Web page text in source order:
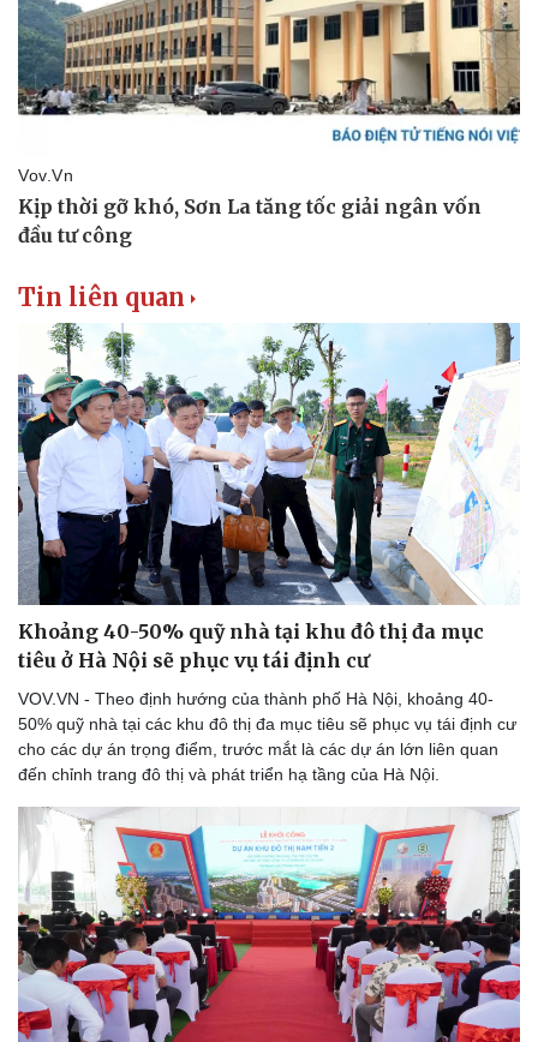
Thể thao
Bóng đá
Lịch thi đấu bóng đá
Thế giới thể thao
eSports
Hậu trường
Ô tô - Xe máy
Ô tô
Xe máy
Tư vấn
Tin liên quan
Khoảng 40-50% quỹ nhà tại khu đô thị đa mục
tiêu ở Hà Nội sẽ phục vụ tái định cư
VOV.VN - Theo định hướng của thành phố Hà Nội, khoảng 40-
50% quỹ nhà tại các khu đô thị đa mục tiêu sẽ phục vụ tái định cư
cho các dự án trọng điểm, trước mắt là các dự án lớn liên quan
đến chỉnh trang đô thị và phát triển hạ tầng của Hà Nội.